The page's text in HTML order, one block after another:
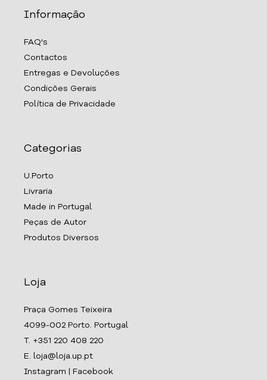
Informação
FAQ's
Contactos
Entregas e Devoluções
Condições Gerais
Política de Privacidade
Categorias
U.Porto
Livraria
Made in Portugal
Peças de Autor
Produtos Diversos
Loja
Praça Gomes Teixeira
4099-002 Porto. Portugal
T. +351 220 408 220
E. loja@loja.up.pt
Instagram
Facebook